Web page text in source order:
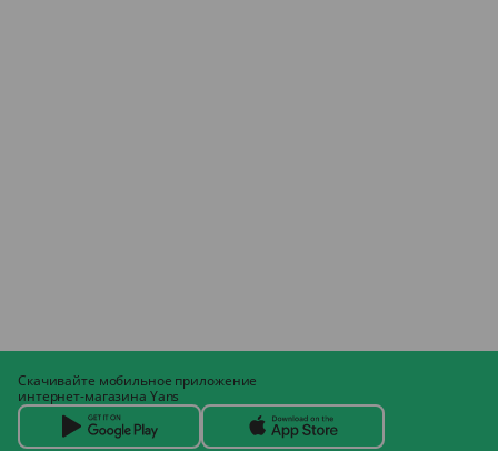
Скачивайте мобильное приложение
интернет-магазина Yans